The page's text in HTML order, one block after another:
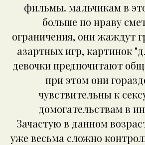
фильмы. мальчикам в
больше по нраву
ограничения, они жаждут
азартных игр, картинок
девочки предпочитают
при этом они
чувствительны к
домогательствам в
Зачастую в данном
уже весьма сложно